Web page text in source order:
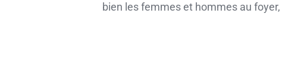
bien les femmes et hommes au